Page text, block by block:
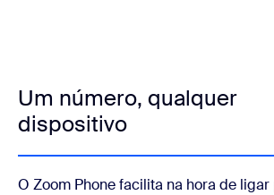
Um número, qualquer
dispositivo
O Zoom Phone facilita na hora de